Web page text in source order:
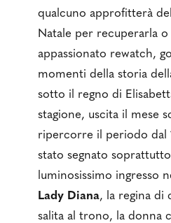
qualcuno approfitterà
Natale per recuperarla
appassionato rewatch,
momenti della storia
sotto il regno di
stagione, uscita il mese
ripercorre il periodo dal
stato segnato
luminosissimo ingresso
Lady Diana, la regina di
salita al trono, la donna